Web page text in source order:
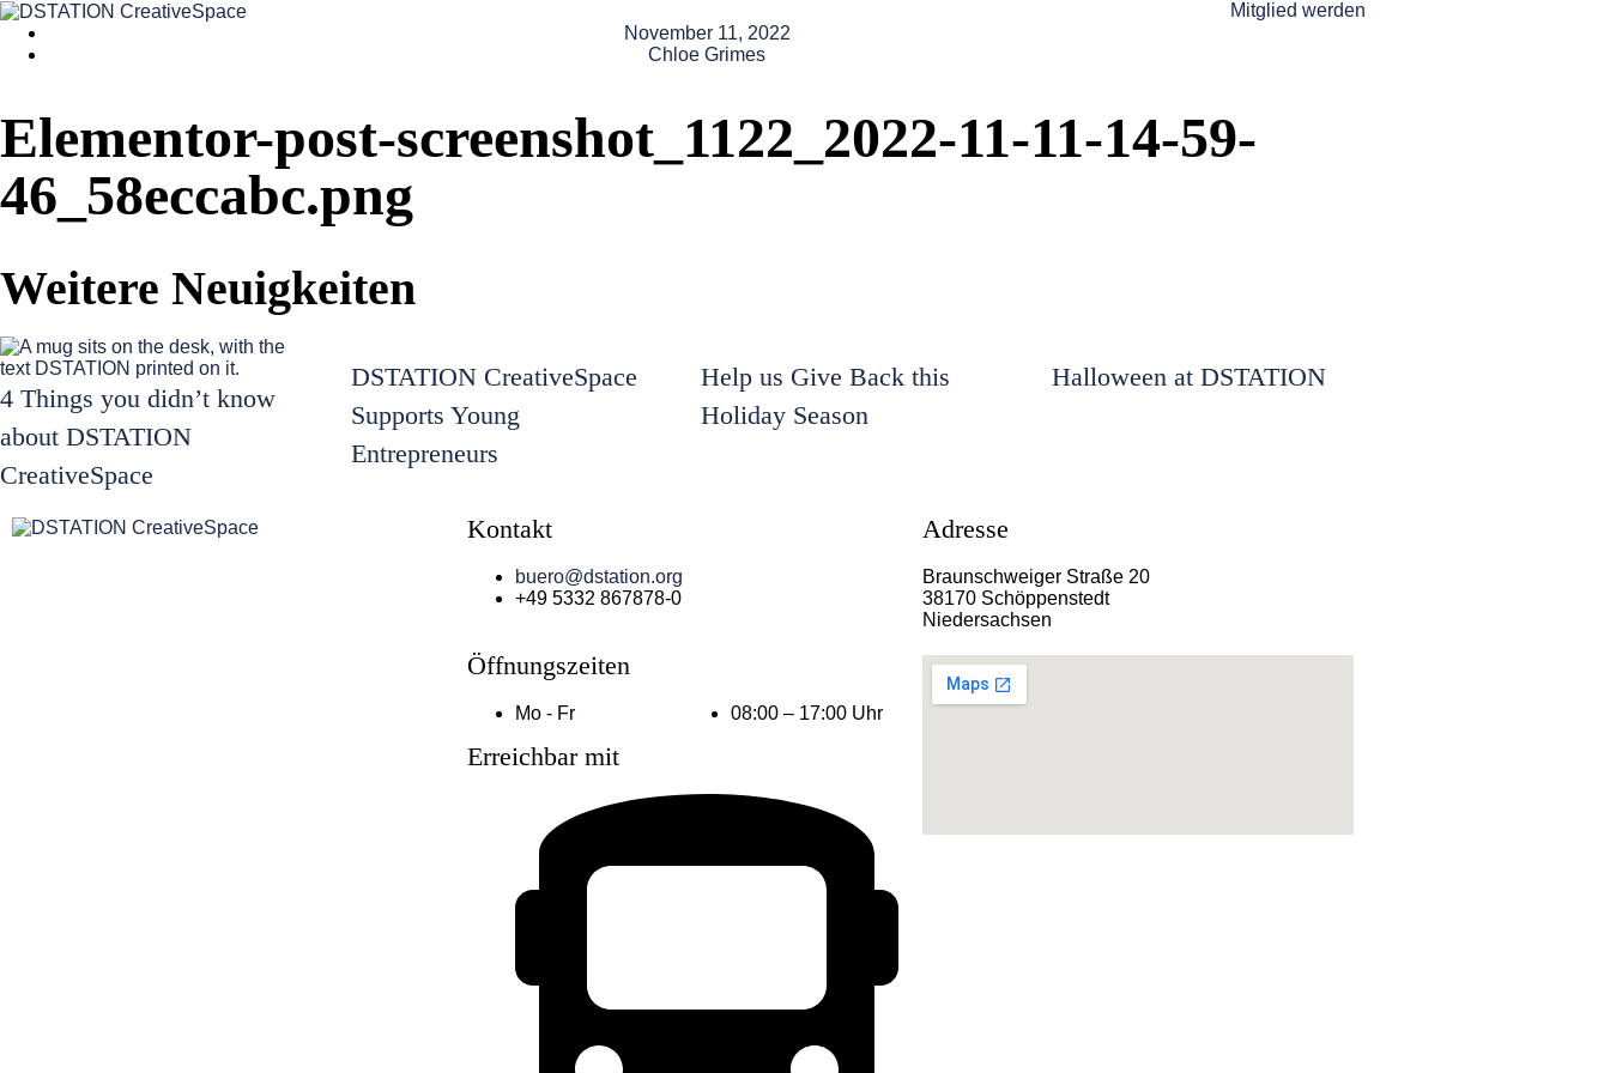
Mitglied werden
November 11, 2022
Chloe Grimes
Elementor-post-screenshot_1122_2022-11-11-14-59-
46_58eccabc.png
Weitere Neuigkeiten
4 Things you didn’t know
about DSTATION
CreativeSpace
DSTATION CreativeSpace
Supports Young
Entrepreneurs
Help us Give Back this
Holiday Season
Halloween at DSTATION
Kontakt
buero@dstation.org
+49 5332 867878-0
Öffnungszeiten
Mo - Fr 08:00 – 17:00 Uhr
Erreichbar mit
Adresse
Braunschweiger Straße 20
38170 Schöppenstedt
Niedersachsen